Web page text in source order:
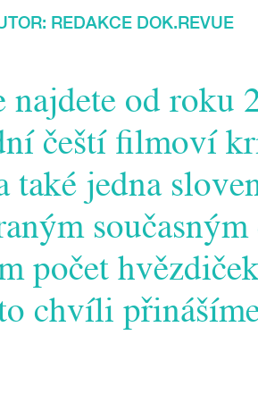
REDAKCE DOK.REVUE
najdete od roku
čeští filmoví
jedna
současným
počet
chvíli